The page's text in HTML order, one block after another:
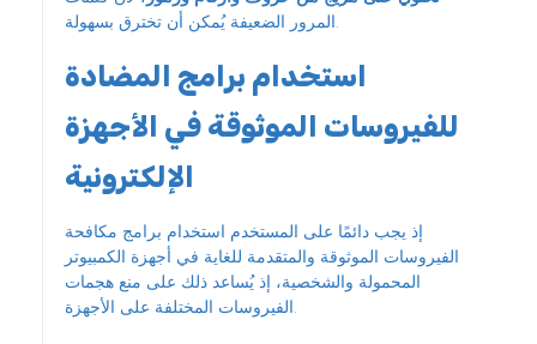
المرور الضعيفة يُمكن أن تخترق بسهولة.
استخدام برامج المضادة
للفيروسات الموثوقة في الأجهزة
الإلكترونية
إذ يجب دائمًا على المستخدم استخدام برامج مكافحة
الفيروسات الموثوقة والمتقدمة للغاية في أجهزة الكمبيوتر
المحمولة والشخصية، إذ يُساعد ذلك على منع هجمات
الفيروسات المختلفة على الأجهزة.